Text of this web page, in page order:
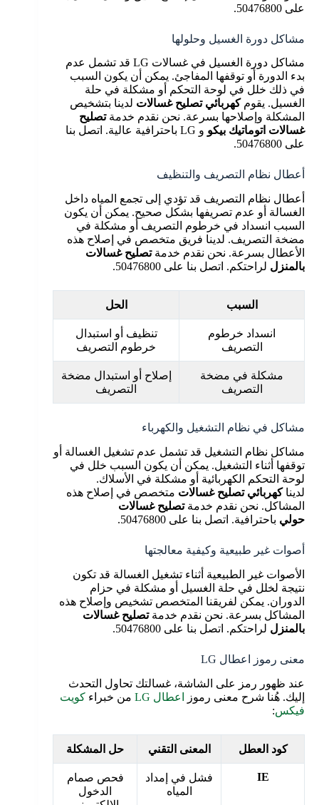
على 50476800.
مشاكل دورة الغسيل وحلولها
مشاكل دورة الغسيل في غسالات LG قد تشمل عدم
بدء الدورة أو توقفها المفاجئ. يمكن أن يكون السبب
في ذلك خلل في لوحة التحكم أو مشكلة في حلة
الغسيل. يقومكهربائي تصليح غسالات لدينا بتشخيص
المشكلة وإصلاحها بسرعة. نحن نقدم خدمةتصليح
غسالات اتوماتيك بيكو
و LG باحترافية عالية. اتصل بنا
على 50476800.
أعطال نظام التصريف والتنظيف
أعطال نظام التصريف قد تؤدي إلى تجمع المياه داخل
الغسالة أو عدم تصريفها بشكل صحيح. يمكن أن يكون
السبب انسداد في خرطوم التصريف أو مشكلة في
مضخة التصريف. لدينا فريق متخصص في إصلاح هذه
الأعطال بسرعة. نحن نقدم خدمةتصليح غسالات
بالمنزل لراحتكم. اتصل بنا على 50476800.
السبب الحل
انسداد خرطوم
التصريف
تنظيف أو استبدال
خرطوم التصريف
مشكلة في مضخة
التصريف
إصلاح أو استبدال مضخة
التصريف
مشاكل في نظام التشغيل والكهرباء
مشاكل نظام التشغيل قد تشمل عدم تشغيل الغسالة أو
توقفها أثناء التشغيل. يمكن أن يكون السبب خلل في
لوحة التحكم الكهربائية أو مشكلة في الأسلاك.
لديناكهربائي تصليح غسالات متخصص في إصلاح هذه
المشاكل. نحن نقدم خدمةتصليح غسالات
حولي باحترافية. اتصل بنا على 50476800.
أصوات غير طبيعية وكيفية معالجتها
الأصوات غير الطبيعية أثناء تشغيل الغسالة قد تكون
نتيجة لخلل في حلة الغسيل أو مشكلة في حزام
الدوران. يمكن لفريقنا المتخصص تشخيص وإصلاح هذه
المشاكل بسرعة. نحن نقدم خدمةتصليح غسالات
بالمنزل لراحتكم. اتصل بنا على 50476800.
معنى رموز اعطال LG
عند ظهور رمز على الشاشة، غسالتك تحاول التحدث
إليك. هُنا شرح معنى رموز
اعطال LG من خبراء كويت
فيكس:
كود العطل المعنى التقني حل المشكلة
IE
فشل في إمداد
المياه
فحص صمام
الدخول